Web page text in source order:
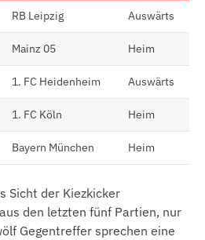
RB Leipzig Auswärts
Mainz 05 Heim
1. FC Heidenheim Auswärts
1. FC Köln Heim
Bayern München Heim
Sicht der Kiezkicker
den letzten fünf Partien, nur
Gegentreffer sprechen eine